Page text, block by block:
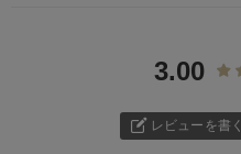
3.00
レビューを書く